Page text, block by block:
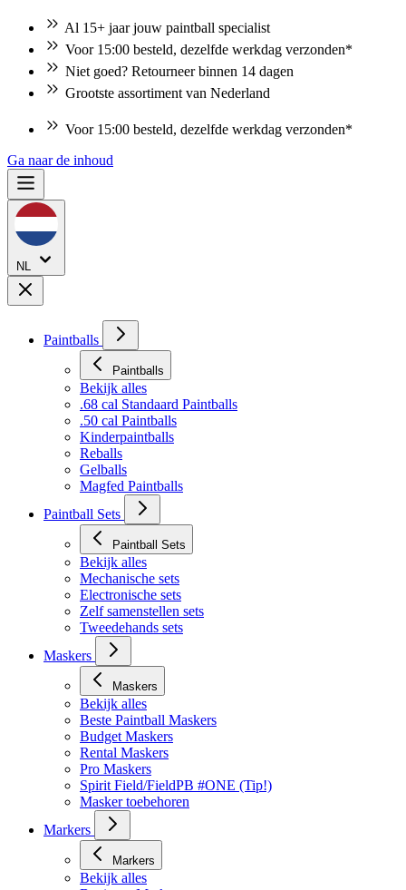
Al 15+ jaar jouw paintball specialist
Voor 15:00 besteld, dezelfde werkdag verzonden*
Niet goed? Retourneer binnen 14 dagen
Grootste assortiment van Nederland
Voor 15:00 besteld, dezelfde werkdag verzonden*
Ga naar de inhoud
NL
Paintballs
Paintballs
Bekijk alles
.68 cal Standaard Paintballs
.50 cal Paintballs
Kinderpaintballs
Reballs
Gelballs
Magfed Paintballs
Paintball Sets
Paintball Sets
Bekijk alles
Mechanische sets
Electronische sets
Zelf samenstellen sets
Tweedehands sets
Maskers
Maskers
Bekijk alles
Beste Paintball Maskers
Budget Maskers
Rental Maskers
Pro Maskers
Spirit Field/FieldPB #ONE (Tip!)
Masker toebehoren
Markers
Markers